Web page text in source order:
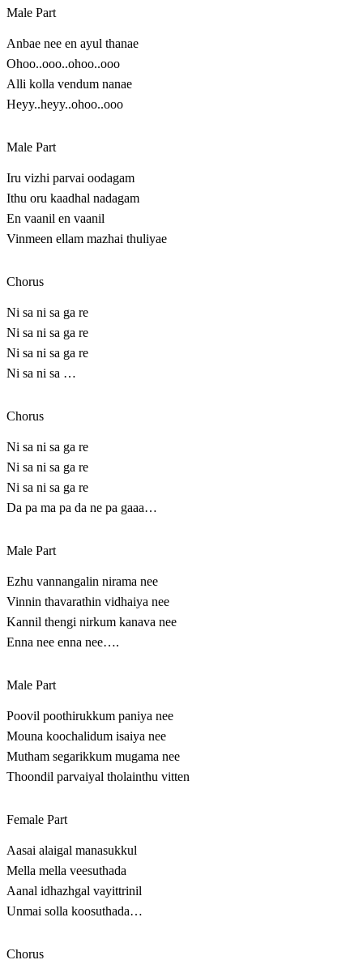
Male Part
Anbae nee en ayul thanae
Ohoo..ooo..ohoo..ooo
Alli kolla vendum nanae
Heyy..heyy..ohoo..ooo
Male Part
Iru vizhi parvai oodagam
Ithu oru kaadhal nadagam
En vaanil en vaanil
Vinmeen ellam mazhai thuliyae
Chorus
Ni sa ni sa ga re
Ni sa ni sa ga re
Ni sa ni sa ga re
Ni sa ni sa …
Chorus
Ni sa ni sa ga re
Ni sa ni sa ga re
Ni sa ni sa ga re
Da pa ma pa da ne pa gaaa…
Male Part
Ezhu vannangalin nirama nee
Vinnin thavarathin vidhaiya nee
Kannil thengi nirkum kanava nee
Enna nee enna nee….
Male Part
Poovil poothirukkum paniya nee
Mouna koochalidum isaiya nee
Mutham segarikkum mugama nee
Thoondil parvaiyal tholainthu vitten
Female Part
Aasai alaigal manasukkul
Mella mella veesuthada
Aanal idhazhgal vayittrinil
Unmai solla koosuthada…
Chorus